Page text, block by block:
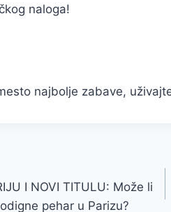
naloga!
najbolje zabave,
I NOVI TITULU: Može li
pehar u Parizu?